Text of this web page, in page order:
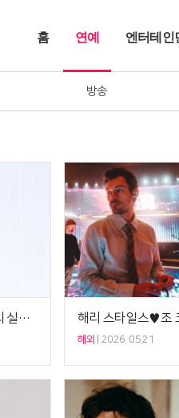
홈 연예
방송
엔터테인
앤 해서웨이 "10년간 한쪽 눈 거의 실명" 충격 고백[Ce:월드뷰]
해외 2026. 05.21